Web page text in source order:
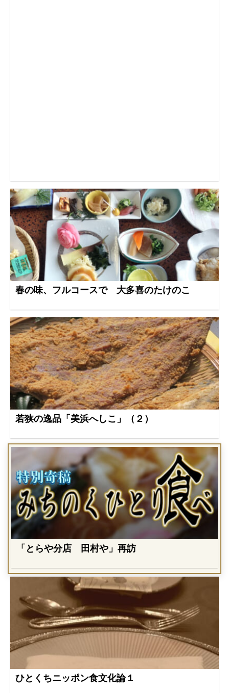
春の味、フルコースで 大多喜のたけのこ
若狭の逸品「美浜へしこ」（２）
「とらや分店 田村や」再訪
ひとくちニッポン食文化論１